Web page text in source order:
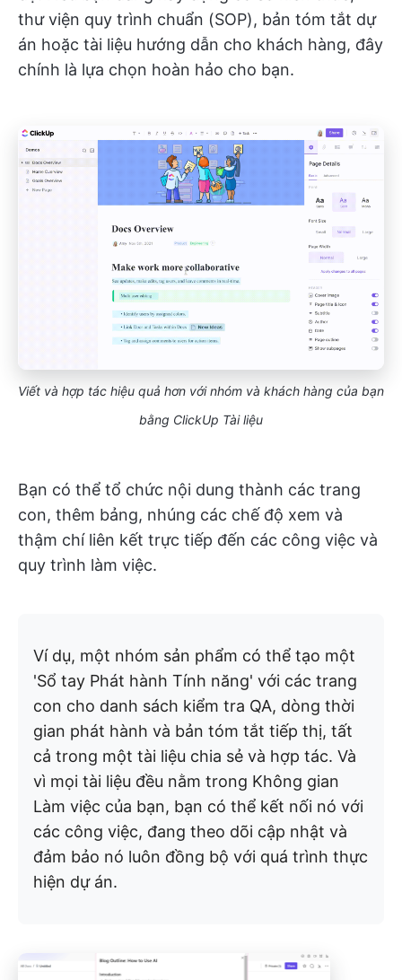
thư viện quy trình chuẩn (SOP), bản tóm tắt dự
án hoặc tài liệu hướng dẫn cho khách hàng, đây
chính là lựa chọn hoàn hảo cho bạn.
Viết và hợp tác hiệu quả hơn với nhóm và khách hàng của bạn
bằng ClickUp Tài liệu
Bạn có thể tổ chức nội dung thành các trang
con, thêm bảng, nhúng các chế độ xem và
thậm chí liên kết trực tiếp đến các công việc và
quy trình làm việc.
Ví dụ, một nhóm sản phẩm có thể tạo một
'Sổ tay Phát hành Tính năng' với các trang
con cho danh sách kiểm tra QA, dòng thời
gian phát hành và bản tóm tắt tiếp thị, tất
cả trong một tài liệu chia sẻ và hợp tác. Và
vì mọi tài liệu đều nằm trong Không gian
Làm việc của bạn, bạn có thể kết nối nó với
các công việc, đang theo dõi cập nhật và
đảm bảo nó luôn đồng bộ với quá trình thực
hiện dự án.